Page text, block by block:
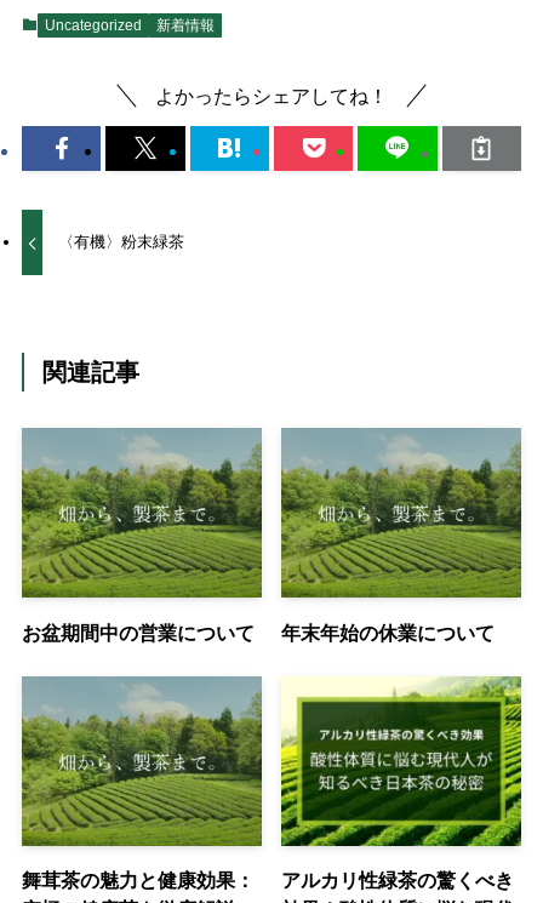
Uncategorized 新着情報
よかったらシェアしてね！
〈有機〉粉末緑茶
関連記事
お盆期間中の営業について 年末年始の休業について
舞茸茶の魅力と健康効果：
アルカリ性緑茶の驚くべき